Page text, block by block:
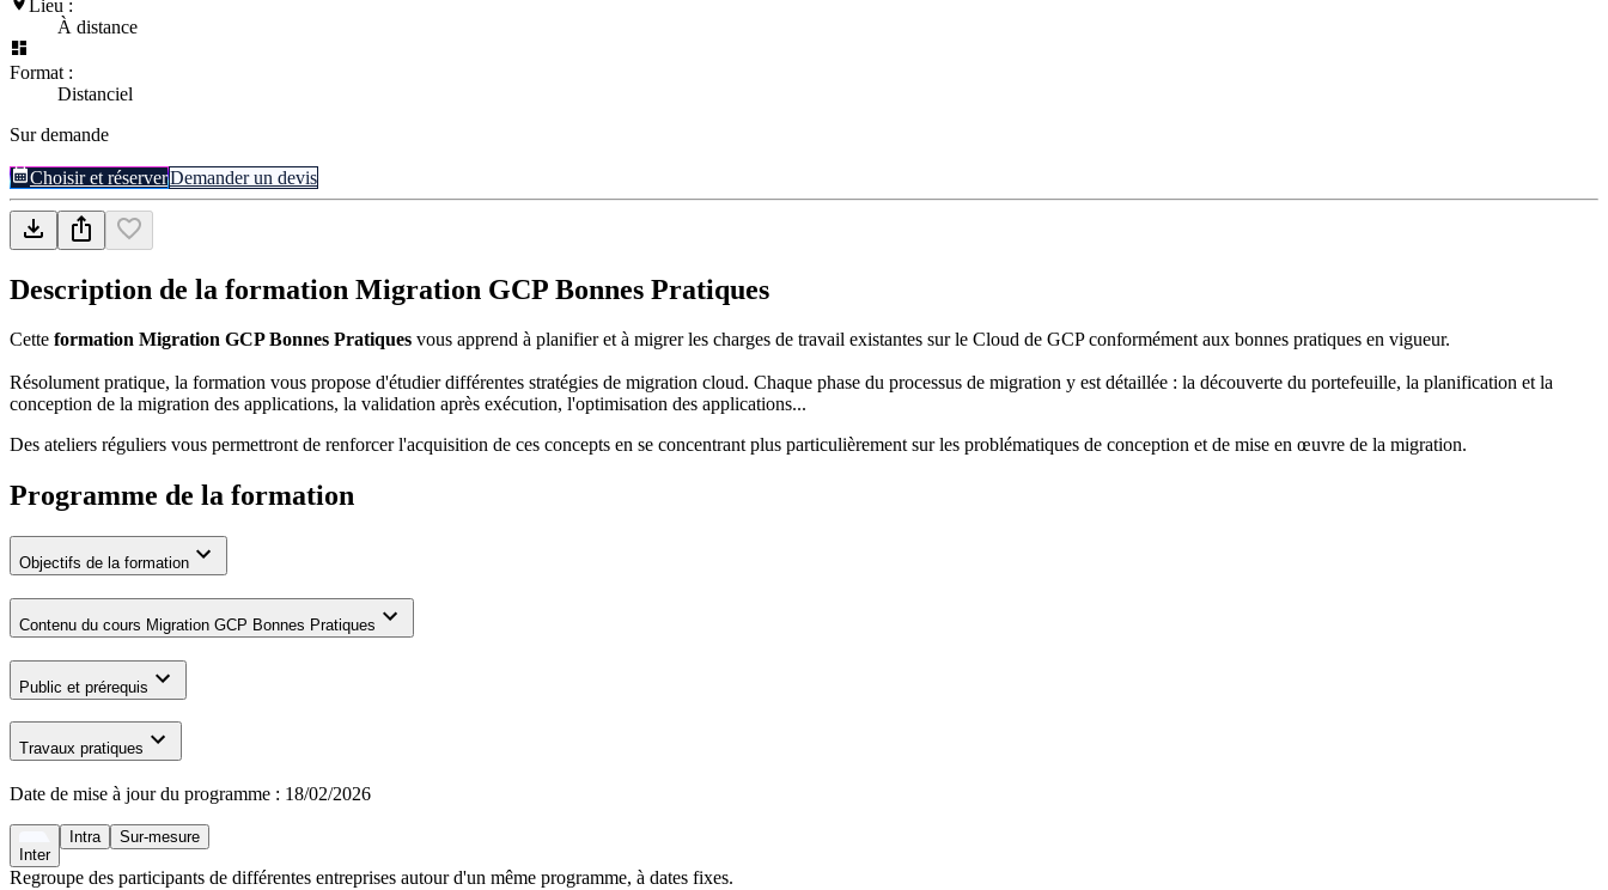
Lieu :
À distance
Format :
Distanciel
Sur demande
Choisir et réserverDemander un devis
Description de la formation Migration GCP Bonnes Pratiques
Cette formation Migration GCP Bonnes Pratiques vous apprend à planifier et à migrer les charges de travail existantes sur le Cloud de GCP conformément aux bonnes pratiques en vigueur.
Résolument pratique, la formation vous propose d'étudier différentes stratégies de migration cloud. Chaque phase du processus de migration y est détaillée : la découverte du portefeuille, la planification et la
conception de la migration des applications, la validation après exécution, l'optimisation des applications...
Des ateliers réguliers vous permettront de renforcer l'acquisition de ces concepts en se concentrant plus particulièrement sur les problématiques de conception et de mise en œuvre de la migration.
Programme de la formation
Objectifs de la formation
Contenu du cours Migration GCP Bonnes Pratiques
Public et prérequis
Travaux pratiques
Date de mise à jour du programme : 18/02/2026
Inter
Intra Sur-mesure
Regroupe des participants de différentes entreprises autour d'un même programme, à dates fixes.